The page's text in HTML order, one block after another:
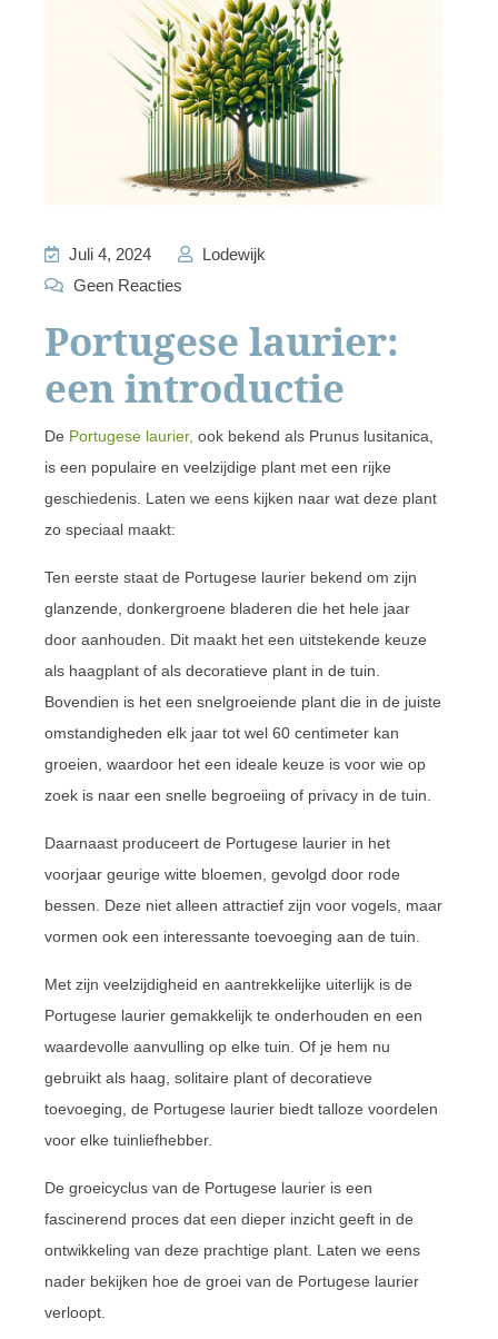
Juli 4, 2024
Lodewijk
Geen Reacties
Portugese laurier:
een introductie
De Portugese laurier, ook bekend als Prunus lusitanica,
is een populaire en veelzijdige plant met een rijke
geschiedenis. Laten we eens kijken naar wat deze plant
zo speciaal maakt:
Ten eerste staat de Portugese laurier bekend om zijn
glanzende, donkergroene bladeren die het hele jaar
door aanhouden. Dit maakt het een uitstekende keuze
als haagplant of als decoratieve plant in de tuin.
Bovendien is het een snelgroeiende plant die in de juiste
omstandigheden elk jaar tot wel 60 centimeter kan
groeien, waardoor het een ideale keuze is voor wie op
zoek is naar een snelle begroeiing of privacy in de tuin.
Daarnaast produceert de Portugese laurier in het
voorjaar geurige witte bloemen, gevolgd door rode
bessen. Deze niet alleen attractief zijn voor vogels, maar
vormen ook een interessante toevoeging aan de tuin.
Met zijn veelzijdigheid en aantrekkelijke uiterlijk is de
Portugese laurier gemakkelijk te onderhouden en een
waardevolle aanvulling op elke tuin. Of je hem nu
gebruikt als haag, solitaire plant of decoratieve
toevoeging, de Portugese laurier biedt talloze voordelen
voor elke tuinliefhebber.
De groeicyclus van de Portugese laurier is een
fascinerend proces dat een dieper inzicht geeft in de
ontwikkeling van deze prachtige plant. Laten we eens
nader bekijken hoe de groei van de Portugese laurier
verloopt.